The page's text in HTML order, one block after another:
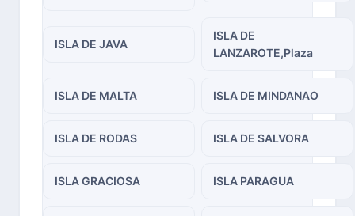
ISLA DE JAVA
ISLA DE
LANZAROTE,Plaza
ISLA DE MALTA ISLA DE MINDANAO
ISLA DE RODAS ISLA DE SALVORA
ISLA GRACIOSA ISLA PARAGUA